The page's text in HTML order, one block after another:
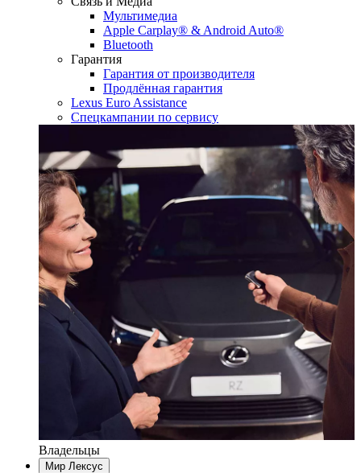
Мультимедиа
Apple Carplay® & Android Auto®
Bluetooth
Гарантия
Гарантия от производителя
Продлённая гарантия
Lexus Euro Assistance
Спецкампании по сервису
Владельцы
Мир Лексус